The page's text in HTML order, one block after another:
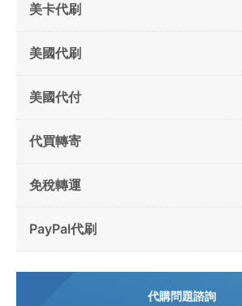
美卡代刷
美國代刷
美國代付
代買轉寄
免稅轉運
PayPal代刷
代購問題諮詢